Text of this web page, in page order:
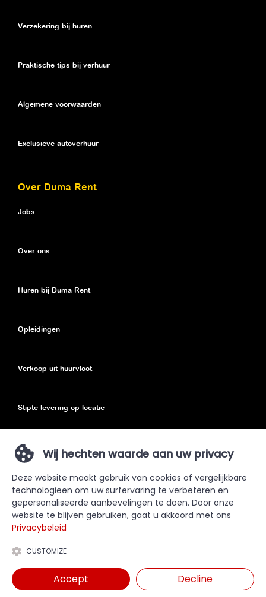
Verzekering bij huren
Praktische tips bij verhuur
Algemene voorwaarden
Exclusieve autoverhuur
Over Duma Rent
Jobs
Over ons
Huren bij Duma Rent
Opleidingen
Verkoop uit huurvloot
Stipte levering op locatie
Eco toeslag
Privacy Policy
Sitemap
Kopen? Bezoek onze verkoopsite duma.be
Wij hechten waarde aan uw privacy
Deze website maakt gebruik van cookies of vergelijkbare
technologieën om uw surfervaring te verbeteren en
gepersonaliseerde aanbevelingen te doen. Door onze
website te blijven gebruiken, gaat u akkoord met ons
Privacybeleid
CUSTOMIZE
Accept Decline